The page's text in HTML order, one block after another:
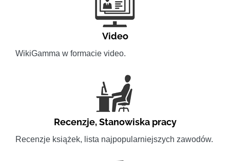
Video
WikiGamma w formacie video.
Recenzje,Stanowiska pracy
Recenzje książek, lista najpopularniejszych zawodów.